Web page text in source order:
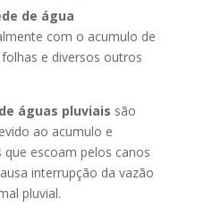
de água
com o acumulo de
e diversos outros
águas pluviais são
ao acumulo e
escoam pelos canos
interrupção da vazão
pluvial.